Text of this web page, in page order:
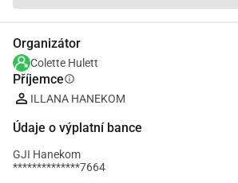
Organizátor
Colette Hulett
Příjemceinfo
ILLANA HANEKOM
Údaje o výplatní bance
GJI Hanekom
**************7664